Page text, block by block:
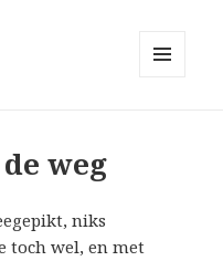
weg
niks
toch wel, en met